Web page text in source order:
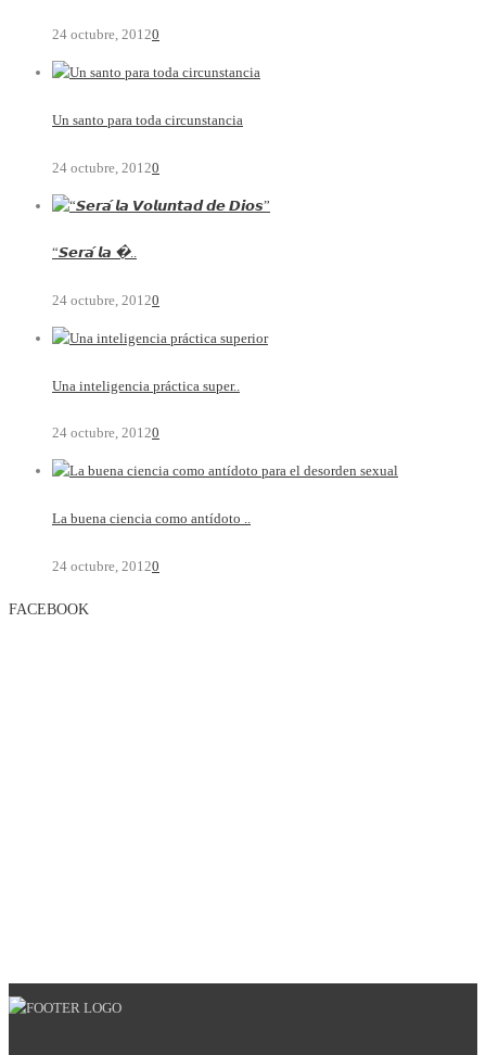
24 octubre, 20120
Un santo para toda circunstancia
24 octubre, 20120
“𝙎𝙚𝙧𝙖́ 𝙡𝙖 �..
24 octubre, 20120
Una inteligencia práctica super..
24 octubre, 20120
La buena ciencia como antídoto ..
24 octubre, 20120
FACEBOOK